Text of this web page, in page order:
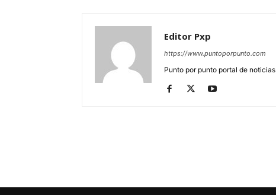
Editor Pxp
https://www.puntoporpunto.com
Punto por punto portal de noticias